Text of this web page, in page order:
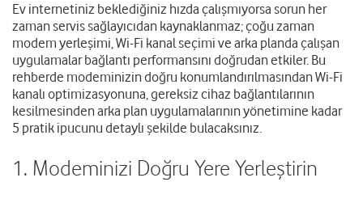
Ev internetiniz beklediğiniz hızda çalışmıyorsa sorun her
zaman servis sağlayıcıdan kaynaklanmaz; çoğu zaman
modem yerleşimi, Wi-Fi kanal seçimi ve arka planda çalışan
uygulamalar bağlantı performansını doğrudan etkiler. Bu
rehberde modeminizin doğru konumlandırılmasından Wi-Fi
kanalı optimizasyonuna, gereksiz cihaz bağlantılarının
kesilmesinden arka plan uygulamalarının yönetimine kadar
5 pratik ipucunu detaylı şekilde bulacaksınız.
1. Modeminizi Doğru Yere Yerleştirin